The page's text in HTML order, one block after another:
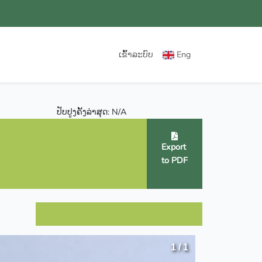
ເຂົ້າລະບົບ Eng
ປັບປູງຄັ້ງລ່າສຸດ: N/A
Export
to PDF
1 / 1